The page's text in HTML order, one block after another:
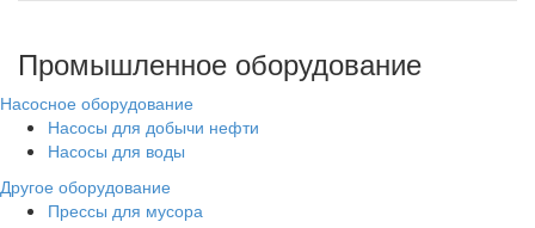
Промышленное оборудование
Насосное оборудование
Насосы для добычи нефти
Насосы для воды
Другое оборудование
Прессы для мусора